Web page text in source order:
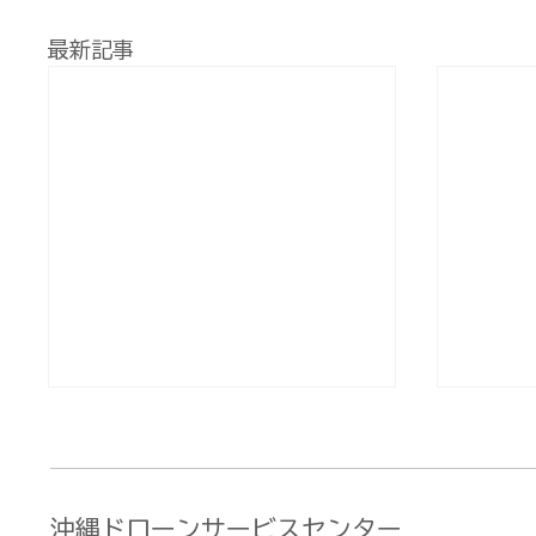
最新記事
沖縄ドローンサービスセンター